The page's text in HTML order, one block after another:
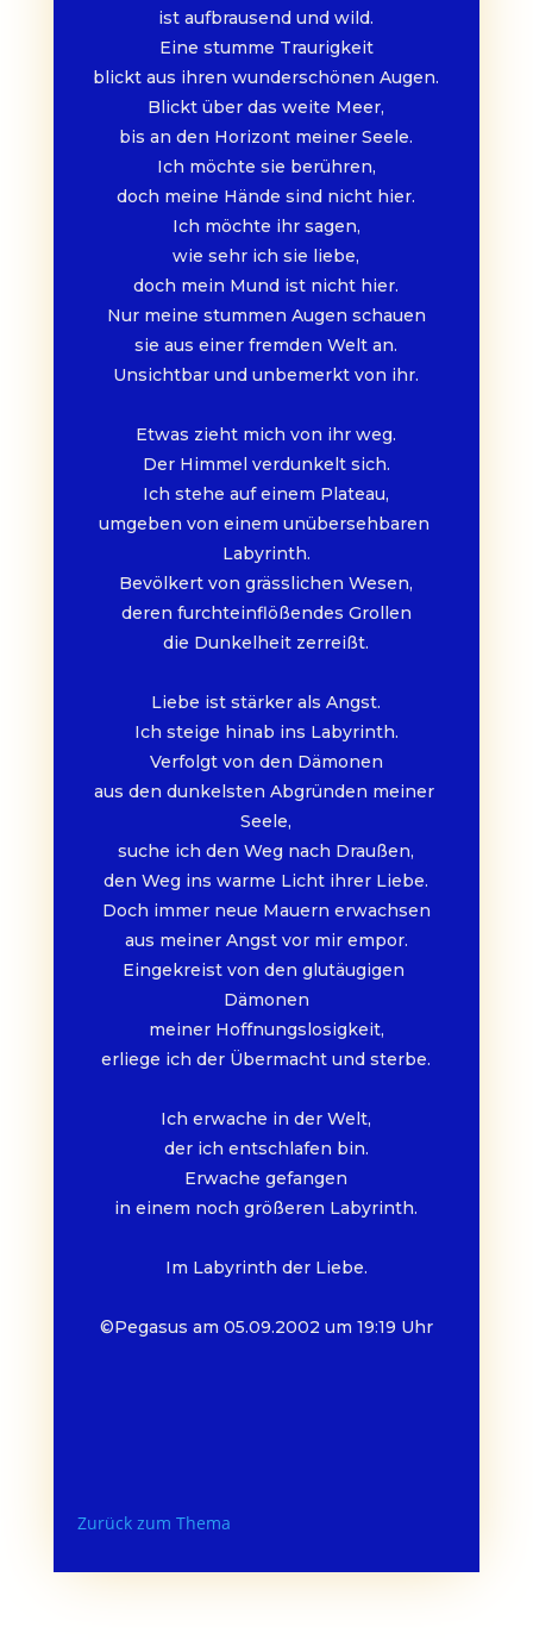
ist aufbrausend und wild.
Eine stumme Traurigkeit
blickt aus ihren wunderschönen Augen.
Blickt über das weite Meer,
bis an den Horizont meiner Seele.
Ich möchte sie berühren,
doch meine Hände sind nicht hier.
Ich möchte ihr sagen,
wie sehr ich sie liebe,
doch mein Mund ist nicht hier.
Nur meine stummen Augen schauen
sie aus einer fremden Welt an.
Unsichtbar und unbemerkt von ihr.
Etwas zieht mich von ihr weg.
Der Himmel verdunkelt sich.
Ich stehe auf einem Plateau,
umgeben von einem unübersehbaren
Labyrinth.
Bevölkert von grässlichen Wesen,
deren furchteinflößendes Grollen
die Dunkelheit zerreißt.
Liebe ist stärker als Angst.
Ich steige hinab ins Labyrinth.
Verfolgt von den Dämonen
aus den dunkelsten Abgründen meiner
Seele,
suche ich den Weg nach Draußen,
den Weg ins warme Licht ihrer Liebe.
Doch immer neue Mauern erwachsen
aus meiner Angst vor mir empor.
Eingekreist von den glutäugigen
Dämonen
meiner Hoffnungslosigkeit,
erliege ich der Übermacht und sterbe.
Ich erwache in der Welt,
der ich entschlafen bin.
Erwache gefangen
in einem noch größeren Labyrinth.
Im Labyrinth der Liebe.
©Pegasus am 05.09.2002 um 19:19 Uhr
Zurück zum Thema